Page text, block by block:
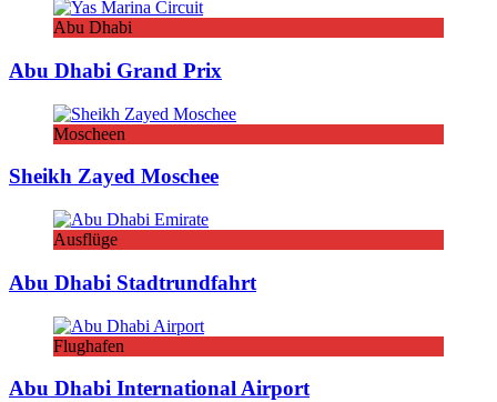
Abu Dhabi
Abu Dhabi Grand Prix
Moscheen
Sheikh Zayed Moschee
Ausflüge
Abu Dhabi Stadtrundfahrt
Flughafen
Abu Dhabi International Airport